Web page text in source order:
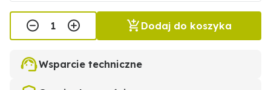
Dodaj do koszyka
Wsparcie techniczne